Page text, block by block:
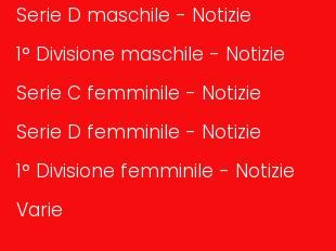
Serie D maschile - Notizie
1° Divisione maschile - Notizie
Serie C femminile - Notizie
Serie D femminile - Notizie
1° Divisione femminile - Notizie
Varie